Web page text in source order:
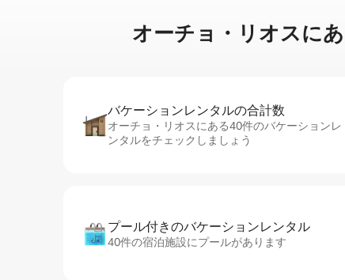
オーチョ・リオスに⁠
バケーションレ⁠ン⁠タ⁠ル⁠の合⁠計⁠数
オーチョ・リオスにある40件のバケーションレ
ンタルをチェックしましょう
プール付きのバ⁠ケ⁠ー⁠シ⁠ョ⁠ンレ⁠ン⁠タ⁠ル
40件の宿泊施設にプールがあります